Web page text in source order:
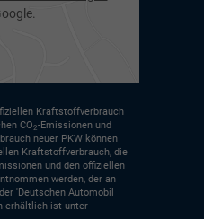
Kraftstoffverbrauch
CO2-Emissionen und
neuer PKW können
Kraftstoffverbrauch, die
und den offiziellen
werden, der an
'Deutschen Automobil
erhältlich ist unter